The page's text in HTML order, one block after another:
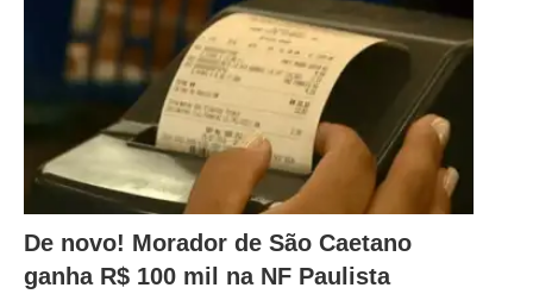
De novo! Morador de São Caetano
ganha R$ 100 mil na NF Paulista